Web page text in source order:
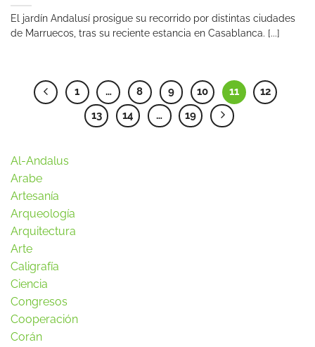
El jardín Andalusí prosigue su recorrido por distintas ciudades
de Marruecos, tras su reciente estancia en Casablanca. [...]
1 … 8 9 10 11
12
13
14 … 19
Al-Andalus
Arabe
Artesanía
Arqueología
Arquitectura
Arte
Caligrafía
Ciencia
Congresos
Cooperación
Corán